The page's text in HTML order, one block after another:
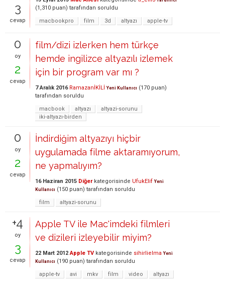
3
cevap
(1,310 puan) tarafından soruldu
macbookpro
film 3d altyazı apple-tv
0
oy
2
cevap
film/dizi izlerken hem türkçe
hemde ingilizce altyazılı izlemek
için bir program var mı ?
7 Aralık 2016 RamazanİKİLİ Yeni Kullanıcı (170 puan)
tarafından soruldu
macbook
altyazı
altyazi-sorunu
iki-altyazı-birden
0
oy
2
cevap
İndirdiğim altyazıyı hiçbir
uygulamada filme aktaramıyorum,
ne yapmalıyım?
16 Haziran 2015 Diğerkategorisinde UfukElif Yeni
Kullanıcı (150 puan) tarafından soruldu
film
altyazi-sorunu
+4
oy
3
cevap
Apple TV ile Mac'imdeki filmleri
ve dizileri izleyebilir miyim?
22 Mart 2012 Apple TV kategorisinde sihirlielma Yeni
Kullanıcı (190 puan) tarafından soruldu
apple-tv
avi mkv film video altyazı